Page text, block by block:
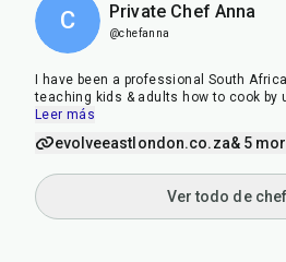
C Private Chef Anna
@chefanna
I have been a professional South
teaching kids & adults how to cook by
Leer más
evolveeastlondon.co.za& 5
Ver todo de